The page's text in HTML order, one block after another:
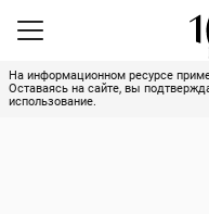
На информационном ресурсе
Оставаясь на сайте, вы
использование.